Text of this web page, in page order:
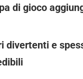
di gioco
divertenti e